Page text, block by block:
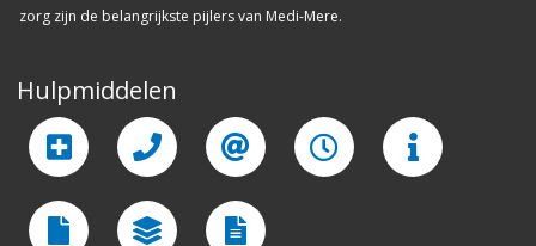
zorg zijn de belangrijkste pijlers van Medi-Mere.
Hulpmiddelen